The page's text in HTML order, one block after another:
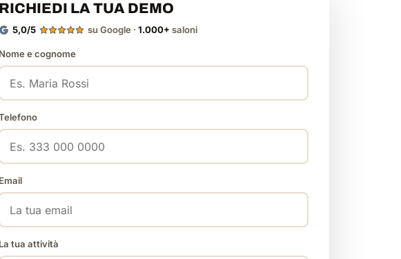
RICHIEDI LA TUA DEMO
5,0/5 su Google · 1.000+ saloni
Nome e cognome
Email
La tua attività